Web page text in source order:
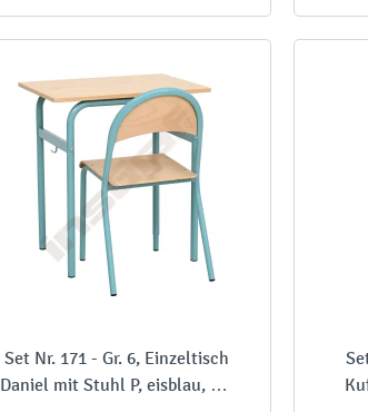
Set Nr. 171 - Gr. 6, Einzeltisch
Daniel mit Stuhl P, eisblau, SH